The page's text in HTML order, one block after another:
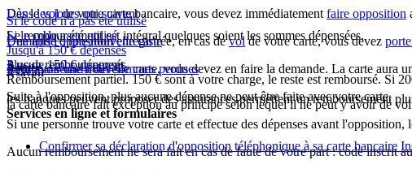
Si le code n'a pas été utilisé
Le remboursement est intégral quelques soient les sommes dépensées.
Si le code a été utilisé
Jusqu'à 150 € dépensés
Aucun remboursement
Plus de 150 € dépensés
Remboursement partiel. 150 € sont à votre charge, le reste est remboursé. Si
À noter
les banques peuvent proposer des assurances permettent un remboursement
Dès levolde votre carte bancaire, vous devez immédiatement faire opposition
Dans les jours qui suivent
Une fois l'opposition enregistrée, en cas devolde votre carte, vous devez
À savoir
la carte bancaire fait exception au principe selon lequel il ne peut y avoir de
Demande d'une nouvelle carte
Pour avoir une nouvelle carte, vous devez en faire la demande. La carte aura
Remboursement des sommes perdues
Suite à l'opposition, plus aucune dépense ne peut être faite avec votre carte.
Si une personne trouve votre carte et effectue des dépenses avant
Aucun remboursement ne sera fait en cas de faute de votre part : code inscrit
Services en ligne et formulaires
Confirmer sa déclaration d'opposition téléphonique à sa carte bancaire